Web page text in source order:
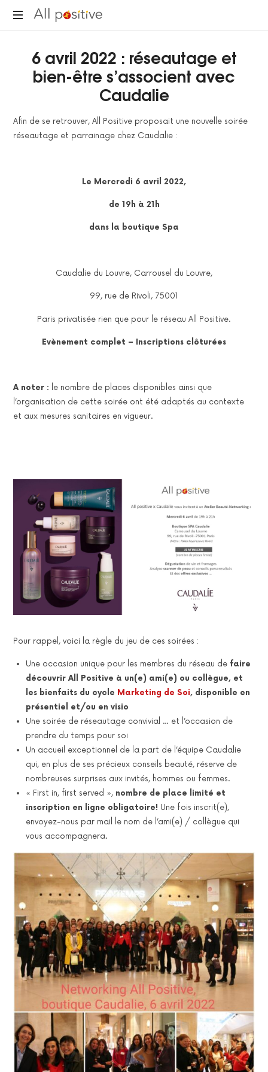
All
pour
se
réinventer."
6 avril 2022 : réseautage et
bien-être s’associent avec
Caudalie
Afin de se retrouver, All Positive proposait une nouvelle soirée
réseautage et parrainage chez Caudalie :
Le Mercredi 6 avril 2022,
de 19h à 21h
dans la boutique Spa
Caudalie du Louvre, Carrousel du Louvre,
99, rue de Rivoli, 75001
Paris privatisée rien que pour le réseau All Positive.
Evènement complet – Inscriptions clôturées
A noter : le nombre de places disponibles ainsi que
l’organisation de cette soirée ont été adaptés au contexte
et aux mesures sanitaires en vigueur.
Pour rappel, voici la règle du jeu de ces soirées :
Une occasion unique pour les membres du réseau de faire
découvrir All Positive à un(e) ami(e) ou collègue, et
les bienfaits du cycle Marketing de Soi, disponible en
présentiel et/ou en visio
Une soirée de réseautage convivial … et l’occasion de
prendre du temps pour soi
Un accueil exceptionnel de la part de l’équipe Caudalie
qui, en plus de ses précieux conseils beauté, réserve de
nombreuses surprises aux invités, hommes ou femmes.
« First in, first served », nombre de place limité et
inscription en ligne obligatoire! Une fois inscrit(e),
envoyez-nous par mail le nom de l’ami(e) / collègue qui
vous accompagnera.